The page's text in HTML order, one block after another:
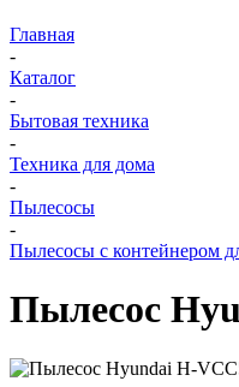
Главная
-
Каталог
-
Бытовая техника
-
Техника для дома
-
Пылесосы
-
Пылесосы с контейнером
Пылесос